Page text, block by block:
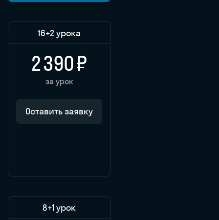
16+2 урока
2 390 ₽
за урок
Оставить заявку
8+1 урок